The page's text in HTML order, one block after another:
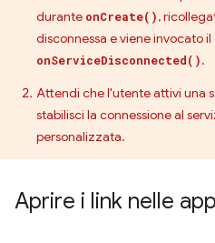
durante onCreate(),
disconnessa e viene invocato
onServiceDisconnected().
Attendi che l'utente attivi una
stabilisci la connessione al
personalizzata.
Aprire i link nelle